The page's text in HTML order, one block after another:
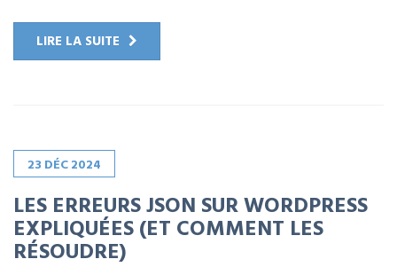
LIRE LA SUITE
23 DÉC2024
LES ERREURS JSON SUR WORDPRESS
EXPLIQUÉES (ET COMMENT LES
RÉSOUDRE)